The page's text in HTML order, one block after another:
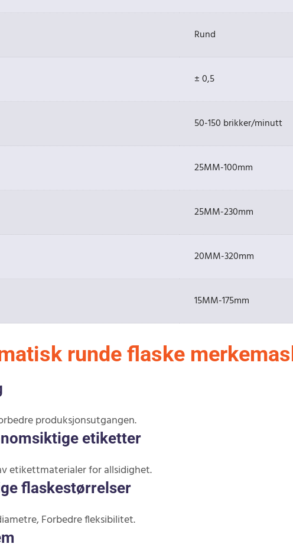
Rund
± 0,5
50-150 brikker/minutt
25MM-100mm
25MM-230mm
20MM-320mm
15MM-175mm
runde flaske
produksjonsutgangen.
etiketter
etikettmaterialer for allsidighet.
flaskestørrelser
Forbedre fleksibilitet.